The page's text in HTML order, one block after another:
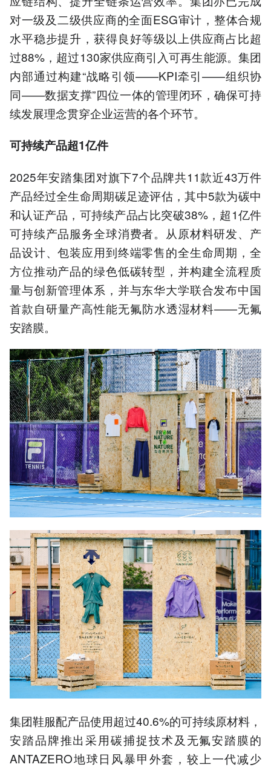
对一级及二级供应商的全面ESG审计，整体合规
水平稳步提升，获得良好等级以上供应商占比超
过88%，超过130家供应商引入可再生能源。集团
内部通过构建“战略引领——KPI牵引——组织协
同——数据支撑”四位一体的管理闭环，确保可持
续发展理念贯穿企业运营的各个环节。
可持续产品超1亿件
2025年安踏集团对旗下7个品牌共11款近43万件
产品经过全生命周期碳足迹评估，其中5款为碳中
和认证产品，可持续产品占比突破38%，超1亿件
可持续产品服务全球消费者。从原材料研发、产
品设计、包装应用到终端零售的全生命周期，全
方位推动产品的绿色低碳转型，并构建全流程质
量与创新管理体系，并与东华大学联合发布中国
首款自研量产高性能无氟防水透湿材料——无氟
安踏膜。
集团鞋服配产品使用超过40.6%的可持续原材料，
安踏品牌推出采用碳捕捉技术及无氟安踏膜的
ANTAZERO地球日风暴甲外套，较上一代减少